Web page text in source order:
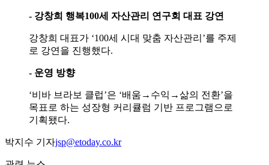
- 강창희 행복100세 자산관리 연구회 대표 강연
강창희 대표가 ‘100세 시대 맞춤 자산관리’를 주제
로 강연을 진행했다.
- 운영 방향
‘비바 브라보 클럽’은 ‘배움→수익→삶의 전환’을
목표로 하는 성장형 커리큘럼 기반 프로그램으로
기획됐다.
박지수 기자jsp@etoday.co.kr